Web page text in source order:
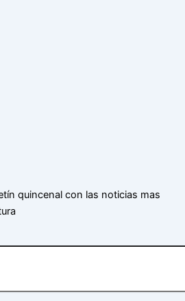
quincenal con las noticias mas